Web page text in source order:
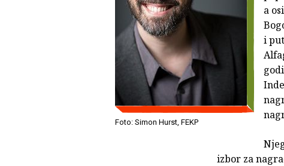
Foto: Simon Hurst, FEKP
a
i
izbor za